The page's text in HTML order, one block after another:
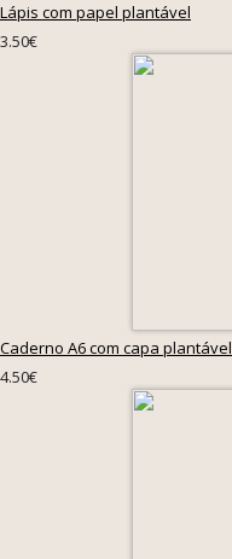
Lápis com papel plantável
3.50€
Caderno A6 com capa plantável
4.50€